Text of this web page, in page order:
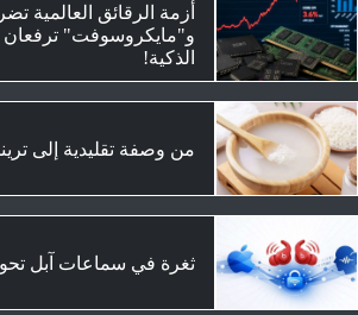
أزمة الرقائق العالمية
و"مايكروسوفت" ترفعان
الذكية!
من وصفة تقليدية إلى
ثغرة في سماعات آبل